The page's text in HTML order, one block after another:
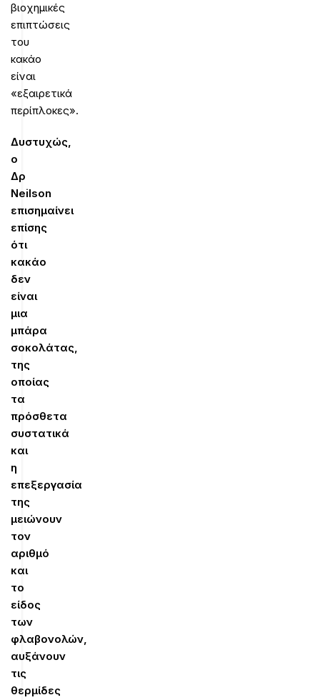
βιοχημικές
επιπτώσεις
του
κακάο
είναι
«εξαιρετικά
περίπλοκες».
Δυστυχώς,
ο
Δρ
Neilson
επισημαίνει
επίσης
ότι
κακάο
δεν
είναι
μια
μπάρα
σοκολάτας,
της
οποίας
τα
πρόσθετα
συστατικά
και
η
επεξεργασία
της
μειώνουν
τον
αριθμό
και
το
είδος
των
φλαβονολών,
αυξάνουν
τις
θερμίδες